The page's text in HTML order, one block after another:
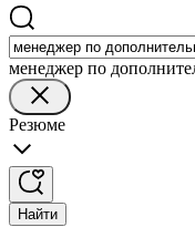
менеджер по
Резюме
Найти